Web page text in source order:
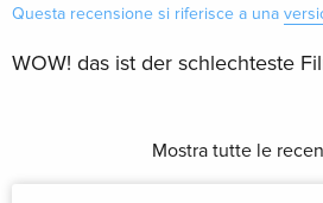
Questa recensione si riferisce a una
WOW! das ist der schlechteste
Mostra tutte le